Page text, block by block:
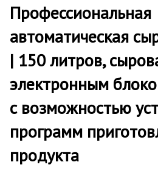
Профессиональная
автоматическая
| 150 литров,
электронным
с возможностью
программ
продукта